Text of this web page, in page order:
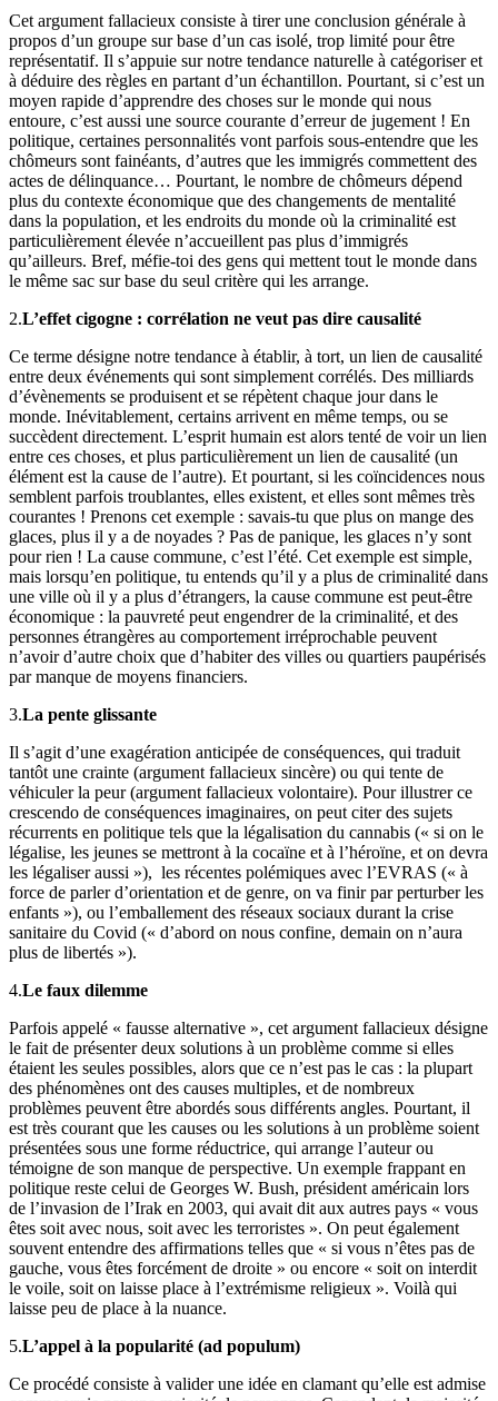
Cet argument fallacieux consiste à tirer une conclusion générale à
propos d’un groupe sur base d’un cas isolé, trop limité pour être
représentatif. Il s’appuie sur notre tendance naturelle à catégoriser et
à déduire des règles en partant d’un échantillon. Pourtant, si c’est un
moyen rapide d’apprendre des choses sur le monde qui nous
entoure, c’est aussi une source courante d’erreur de jugement ! En
politique, certaines personnalités vont parfois sous-entendre que les
chômeurs sont fainéants, d’autres que les immigrés commettent des
actes de délinquance… Pourtant, le nombre de chômeurs dépend
plus du contexte économique que des changements de mentalité
dans la population, et les endroits du monde où la criminalité est
particulièrement élevée n’accueillent pas plus d’immigrés
qu’ailleurs. Bref, méfie-toi des gens qui mettent tout le monde dans
le même sac sur base du seul critère qui les arrange.
2.L’effet cigogne : corrélation ne veut pas dire causalité
Ce terme désigne notre tendance à établir, à tort, un lien de causalité
entre deux événements qui sont simplement corrélés. Des milliards
d’évènements se produisent et se répètent chaque jour dans le
monde. Inévitablement, certains arrivent en même temps, ou se
succèdent directement. L’esprit humain est alors tenté de voir un lien
entre ces choses, et plus particulièrement un lien de causalité (un
élément est la cause de l’autre). Et pourtant, si les coïncidences nous
semblent parfois troublantes, elles existent, et elles sont mêmes très
courantes ! Prenons cet exemple : savais-tu que plus on mange des
glaces, plus il y a de noyades ? Pas de panique, les glaces n’y sont
pour rien ! La cause commune, c’est l’été. Cet exemple est simple,
mais lorsqu’en politique, tu entends qu’il y a plus de criminalité dans
une ville où il y a plus d’étrangers, la cause commune est peut-être
économique : la pauvreté peut engendrer de la criminalité, et des
personnes étrangères au comportement irréprochable peuvent
n’avoir d’autre choix que d’habiter des villes ou quartiers paupérisés
par manque de moyens financiers.
3.La pente glissante
Il s’agit d’une exagération anticipée de conséquences, qui traduit
tantôt une crainte (argument fallacieux sincère) ou qui tente de
véhiculer la peur (argument fallacieux volontaire). Pour illustrer ce
crescendo de conséquences imaginaires, on peut citer des sujets
récurrents en politique tels que la légalisation du cannabis (« si on le
légalise, les jeunes se mettront à la cocaïne et à l’héroïne, et on devra
les légaliser aussi »), les récentes polémiques avec l’EVRAS (« à
force de parler d’orientation et de genre, on va finir par perturber les
enfants »), ou l’emballement des réseaux sociaux durant la crise
sanitaire du Covid (« d’abord on nous confine, demain on n’aura
plus de libertés »).
4.Le faux dilemme
Parfois appelé « fausse alternative », cet argument fallacieux désigne
le fait de présenter deux solutions à un problème comme si elles
étaient les seules possibles, alors que ce n’est pas le cas : la plupart
des phénomènes ont des causes multiples, et de nombreux
problèmes peuvent être abordés sous différents angles. Pourtant, il
est très courant que les causes ou les solutions à un problème soient
présentées sous une forme réductrice, qui arrange l’auteur ou
témoigne de son manque de perspective. Un exemple frappant en
politique reste celui de Georges W. Bush, président américain lors
de l’invasion de l’Irak en 2003, qui avait dit aux autres pays « vous
êtes soit avec nous, soit avec les terroristes ». On peut également
souvent entendre des affirmations telles que « si vous n’êtes pas de
gauche, vous êtes forcément de droite » ou encore « soit on interdit
le voile, soit on laisse place à l’extrémisme religieux ». Voilà qui
laisse peu de place à la nuance.
5.L’appel à la popularité (ad populum)
Ce procédé consiste à valider une idée en clamant qu’elle est admise